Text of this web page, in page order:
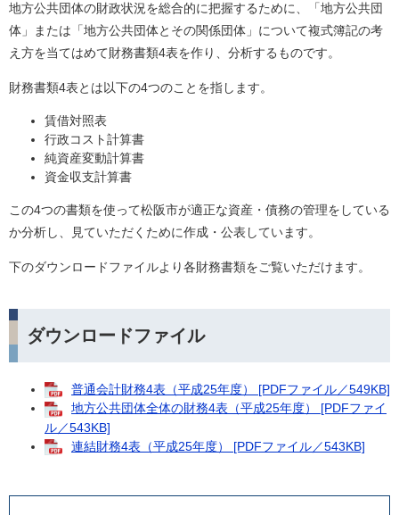
地方公共団体の財政状況を総合的に把握するために、「地方公共団
体」または「地方公共団体とその関係団体」について複式簿記の考
え方を当てはめて財務書類4表を作り、分析するものです。
財務書類4表とは以下の4つのことを指します。
賃借対照表
行政コスト計算書
純資産変動計算書
資金収支計算書
この4つの書類を使って松阪市が適正な資産・債務の管理をしている
か分析し、見ていただくために作成・公表しています。
下のダウンロードファイルより各財務書類をご覧いただけます。
ダウンロードファイル
普通会計財務4表（平成25年度） [PDFファイル／549KB]
地方公共団体全体の財務4表（平成25年度） [PDFファイ
ル／543KB]
連結財務4表（平成25年度） [PDFファイル／543KB]